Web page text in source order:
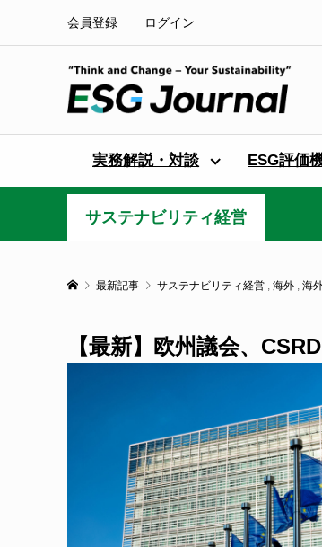
会員登録 ログイン
実務解説・対談 ESG評価
サステナビリティ経営
最新記事 サステナビリティ経営 , 海外 , 海
【最新】欧州議会、